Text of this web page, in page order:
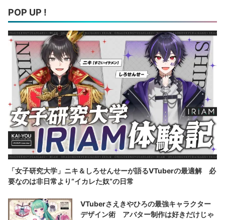
POP UP !
「女子研究大学」ニキ＆しろせんせーが語るVTuberの最適解 必
要なのは非日常より“イカレた奴”の日常
VTuberさえきやひろの最強キャラクター
デザイン術 アバター制作は好きだけじゃ